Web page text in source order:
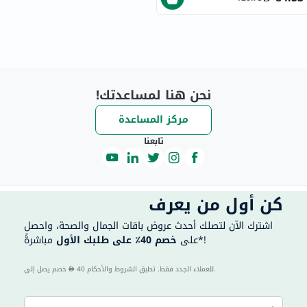
نحن هنا لمساعدتك!
مركز المساعدة
تابعنا
كن أول من يعرف
اشترك الآن لتصلك أحدث عروض باقات الجمال والصحة، واحصل
على خصم 40٪ على طلبك الأول مباشرةً*!
40 للعملاء الجدد فقط. تطبق الشروط والأحكام.